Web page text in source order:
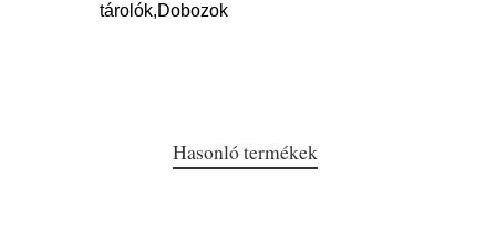
tárolók,Dobozok
Hasonló termékek